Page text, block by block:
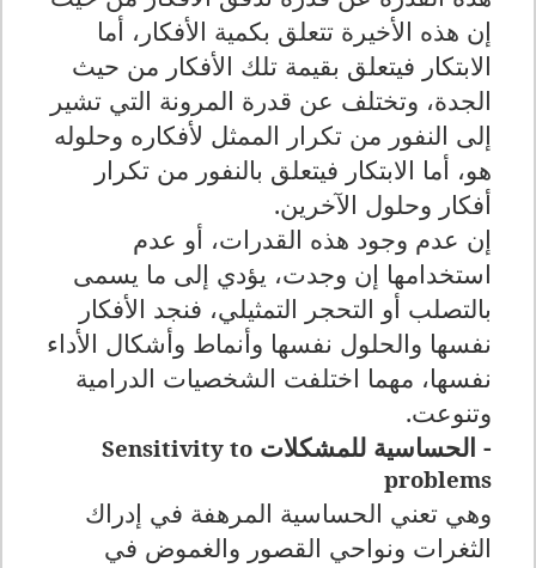
إن هذه الأخيرة تتعلق بكمية الأفكار، أما
الابتكار فيتعلق بقيمة تلك الأفكار من حيث
الجدة، وتختلف عن قدرة المرونة التي تشير
إلى النفور من تكرار الممثل لأفكاره وحلوله
هو، أما الابتكار فيتعلق بالنفور من تكرار
أفكار وحلول الآخرين.
إن عدم وجود هذه القدرات، أو عدم
استخدامها إن وجدت، يؤدي إلى ما يسمى
بالتصلب أو التحجر التمثيلي، فنجد الأفكار
نفسها والحلول نفسها وأنماط وأشكال الأداء
نفسها، مهما اختلفت الشخصيات الدرامية
وتنوعت.
- الحساسية للمشكلات Sensitivity to
problems
وهي تعني الحساسية المرهفة في إدراك
الثغرات ونواحي القصور والغموض في